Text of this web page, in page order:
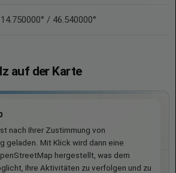
14.750000° / 46.540000°
auf der Karte
nach Ihrer Zustimmung von
geladen. Mit Klick wird dann eine
hergestellt, was dem
Ihre Aktivitäten zu verfolgen und zu